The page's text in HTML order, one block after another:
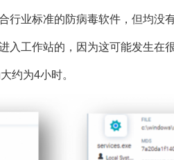
行业标准的防病毒软件，但均没
入工作站的，因为这可能发生在很
约为4小时。